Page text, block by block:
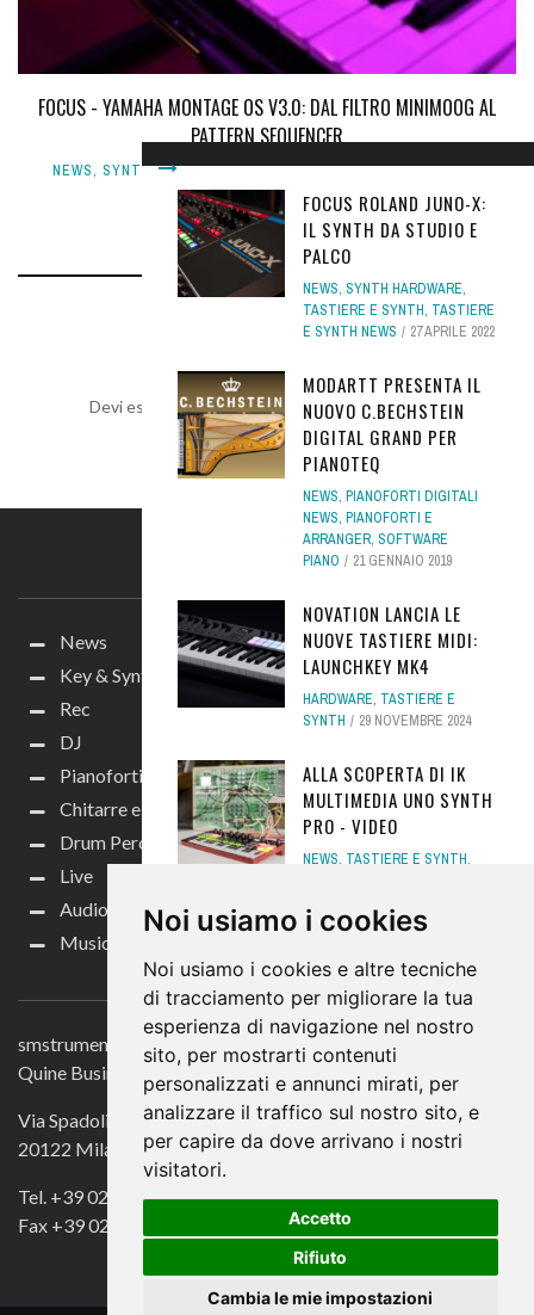
Noi usiamo i cookies
Noi usiamo i cookies e altre tecniche
di tracciamento per migliorare la tua
esperienza di navigazione nel nostro
sito, per mostrarti contenuti
personalizzati e annunci mirati, per
analizzare il traffico sul nostro sito, e
per capire da dove arrivano i nostri
visitatori.
Accetto
Rifiuto
Cambia le mie impostazioni
FOCUS - YAMAHA MONTAGE OS V3.0: DAL FILTRO MINIMOOG AL
PATTERN SEQUENCER
NEWS, SYNTH HARDWARE,TASTIERE E SYNTH,TASTIERE E
SYNTH NEWS
7 OTTOBRE 2019
LEAVE A REPLY
Devi essereconnessoper inviare un commento.
FOCUS ROLAND JUNO-X:
IL SYNTH DA STUDIO E
PALCO
NEWS, SYNTH HARDWARE,
TASTIERE E SYNTH, TASTIERE
E SYNTH NEWS
27 APRILE 2022
MODARTT PRESENTA IL
NUOVO C.BECHSTEIN
DIGITAL GRAND PER
PIANOTEQ
NEWS, PIANOFORTI DIGITALI
NEWS, PIANOFORTI E
ARRANGER, SOFTWARE
PIANO
21 GENNAIO 2019
NOVATION LANCIA LE
NUOVE TASTIERE MIDI:
LAUNCHKEY MK4
HARDWARE, TASTIERE E
SYNTH
29 NOVEMBRE 2024
ALLA SCOPERTA DI IK
MULTIMEDIA UNO SYNTH
PRO - VIDEO
NEWS, TASTIERE E SYNTH,
FEBBRAIO 2021
HEAVYOCITY FORZO,
MAESTOSI OTTONI PER
NI KONTAKT
NEWS,SYNTH SOFTWARE
TASTIERE E SYNTH
,TASTIERE
E SYNTH NEWS
5 SETTEMBRE
2018
MONITOR AUDIO ITALIANI
PER IL MUSICISTA
MONITOR AUDIO
TEST
12 FEBBRAIO 2020
IL SITO
News
Key & Synth
Rec
DJ
Pianoforti e Arranger
Chitarre e bassi
Drum Perc
Live
Audio per video
Music Life
CONTATTACI
smstrumentimusicali.it
Quine Business Publisher
Via Spadolini 7
20122 Milano
Tel. +39 02 49756990
Fax +39 02 72016740